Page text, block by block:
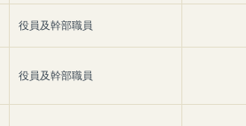
役員及幹部職員
役員及幹部職員